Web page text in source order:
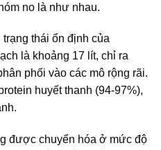
no là như nhau.
thái ổn định của
là khoảng 17 lít, chỉ ra
phối vào các mô rộng rãi.
huyết thanh (94-97%),
được chuyển hóa ở mức độ